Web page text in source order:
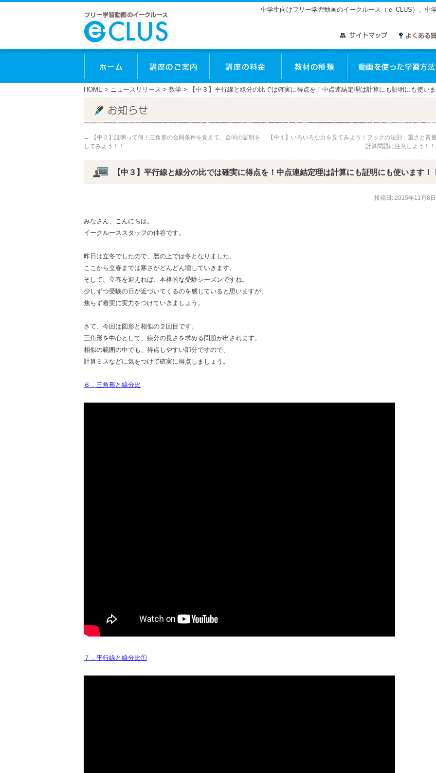
中学生向けフリー学習動画のイークルース（ｅ-CLUS）。中
ホーム 講座のご案内 講座の料金 教材の種類
HOME > ニュースリリース > 数学 > 【中３】平行線と線分の比では確実に得点を！中点連結定理は計算にも証明にも使いま
←
【中２】証明って何！三角形の合同条件を覚えて、合同の証明を
してみよう！！
【中１】いろいろな力を見てみよう！フックの法則，重さと質
計算問題に注意しよう！！
【中３】平行線と線分の比では確実に得点を！中点連結定理は計算にも証明にも使います！
投稿日: 2015年11月8日
みなさん、こんにちは。
イークルーススタッフの仲谷です。
昨日は立冬でしたので、暦の上では冬となりました。
ここから立春までは寒さがどんどん増していきます。
そして、立春を迎えれば、本格的な受験シーズンですね。
少しずつ受験の日が近づいてくるのを感じていると思いますが、
焦らず着実に実力をつけていきましょう。
さて、今回は図形と相似の２回目です。
三角形を中心として、線分の長さを求める問題が出されます。
相似の範囲の中でも、得点しやすい部分ですので、
計算ミスなどに気をつけて確実に得点しましょう。
６．三角形と線分比
７．平行線と線分比①